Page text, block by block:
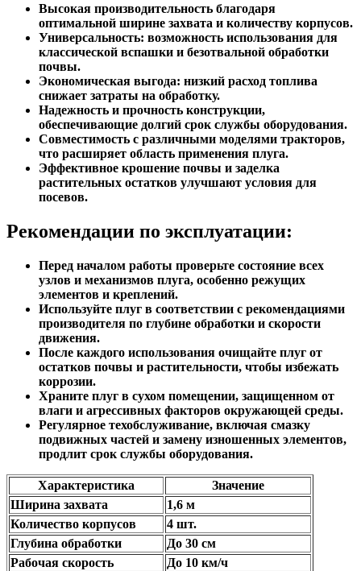
Высокая производительность благодаря
оптимальной ширине захвата и количеству корпусов.
Универсальность: возможность использования для
классической вспашки и безотвальной обработки
почвы.
Экономическая выгода: низкий расход топлива
снижает затраты на обработку.
Надежность и прочность конструкции,
обеспечивающие долгий срок службы оборудования.
Совместимость с различными моделями тракторов,
что расширяет область применения плуга.
Эффективное крошение почвы и заделка
растительных остатков улучшают условия для
посевов.
Рекомендации по эксплуатации:
Перед началом работы проверьте состояние всех
узлов и механизмов плуга, особенно режущих
элементов и креплений.
Используйте плуг в соответствии с рекомендациями
производителя по глубине обработки и скорости
движения.
После каждого использования очищайте плуг от
остатков почвы и растительности, чтобы избежать
коррозии.
Храните плуг в сухом помещении, защищенном от
влаги и агрессивных факторов окружающей среды.
Регулярное техобслуживание, включая смазку
подвижных частей и замену изношенных элементов,
продлит срок службы оборудования.
Характеристика
Значение
Ширина захвата
1,6 м
Количество корпусов
4 шт.
Глубина обработки
До 30 см
Рабочая скорость
До 10 км/ч